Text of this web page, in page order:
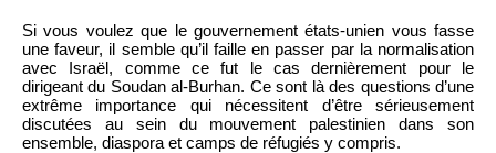
Si vous voulez que le gouvernement états-unien vous fasse
une faveur, il semble qu’il faille en passer par la normalisation
avec Israël, comme ce fut le cas dernièrement pour le
dirigeant du Soudan al-Burhan. Ce sont là des questions d’une
extrême importance qui nécessitent d’être sérieusement
discutées au sein du mouvement palestinien dans son
ensemble, diaspora et camps de réfugiés y compris.